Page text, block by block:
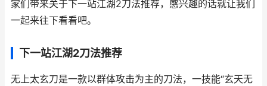
家们带来关于下一站江湖2刀法推荐，感兴趣的话就让我们
一起来往下看看吧。
下一站江湖2刀法推荐
无上太玄刀是一款以群体攻击为主的刀法，一技能“玄天无